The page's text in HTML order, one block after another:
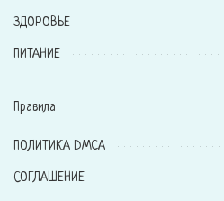
ЗДОРОВЬЕ
ПИТАНИЕ
Правила
ПОЛИТИКА DMCA
СОГЛАШЕНИЕ